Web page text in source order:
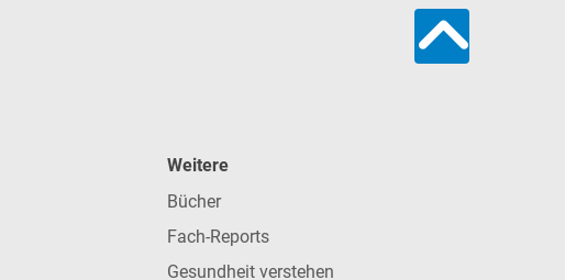
Weitere
Bücher
Fach-Reports
Gesundheit verstehen